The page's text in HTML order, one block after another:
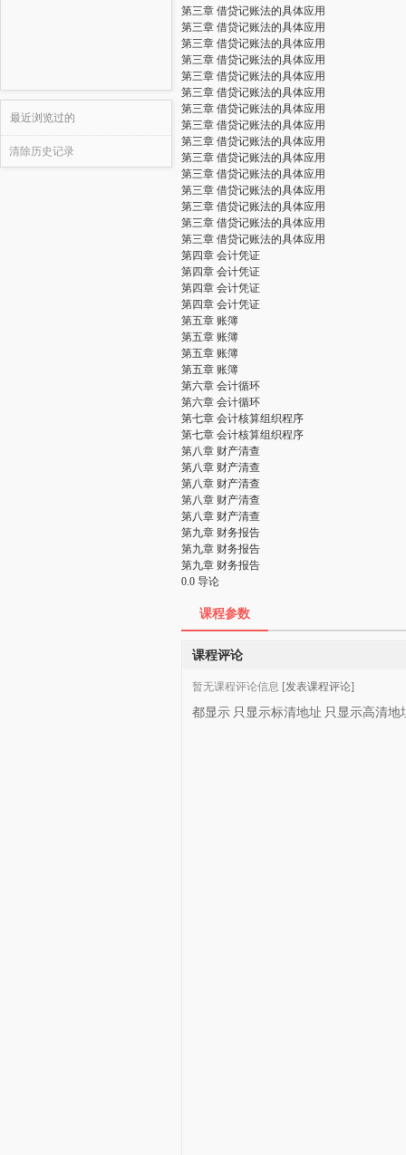
最近浏览过的
清除历史记录
第三章 借贷记账法的具体应用
第三章 借贷记账法的具体应用
第三章 借贷记账法的具体应用
第三章 借贷记账法的具体应用
第三章 借贷记账法的具体应用
第三章 借贷记账法的具体应用
第三章 借贷记账法的具体应用
第三章 借贷记账法的具体应用
第三章 借贷记账法的具体应用
第三章 借贷记账法的具体应用
第三章 借贷记账法的具体应用
第三章 借贷记账法的具体应用
第三章 借贷记账法的具体应用
第三章 借贷记账法的具体应用
第三章 借贷记账法的具体应用
第四章 会计凭证
第四章 会计凭证
第四章 会计凭证
第四章 会计凭证
第五章 账簿
第五章 账簿
第五章 账簿
第五章 账簿
第六章 会计循环
第六章 会计循环
第七章 会计核算组织程序
第七章 会计核算组织程序
第八章 财产清查
第八章 财产清查
第八章 财产清查
第八章 财产清查
第八章 财产清查
第九章 财务报告
第九章 财务报告
第九章 财务报告
0.0 导论
课程参数
课程评论
暂无课程评论信息 [发表课程评论]
都显示 只显示标清地址 只显示高清地